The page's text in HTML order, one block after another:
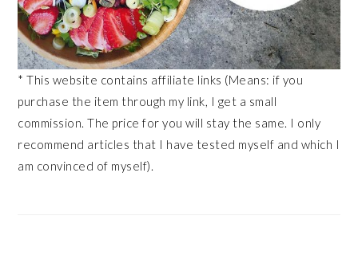
* This website contains affiliate links (Means: if you
purchase the item through my link, I get a small
commission. The price for you will stay the same. I only
recommend articles that I have tested myself and which I
am convinced of myself).